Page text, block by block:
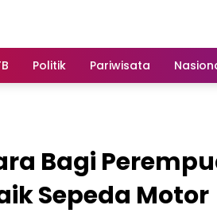
Politik Pariwisata
Bagi
Sepeda Motor